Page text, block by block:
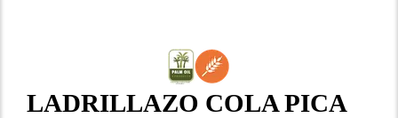
LADRILLAZO COLA PICA